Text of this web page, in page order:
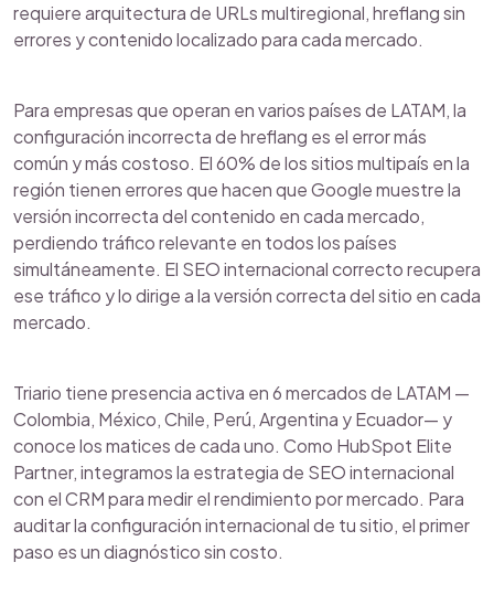
requiere arquitectura de URLs multiregional, hreflang sin
errores y contenido localizado para cada mercado.
Para empresas que operan en varios países de LATAM, la
configuración incorrecta de hreflang es el error más
común y más costoso. El 60% de los sitios multipaís en la
región tienen errores que hacen que Google muestre la
versión incorrecta del contenido en cada mercado,
perdiendo tráfico relevante en todos los países
simultáneamente. El SEO internacional correcto recupera
ese tráfico y lo dirige a la versión correcta del sitio en cada
mercado.
Triario tiene presencia activa en 6 mercados de LATAM —
Colombia, México, Chile, Perú, Argentina y Ecuador— y
conoce los matices de cada uno. Como HubSpot Elite
Partner, integramos la estrategia de SEO internacional
con el CRM para medir el rendimiento por mercado. Para
auditar la configuración internacional de tu sitio, el primer
paso es un diagnóstico sin costo.